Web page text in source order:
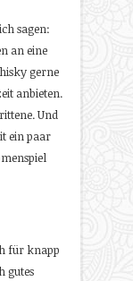
sagen:
an eine
gerne
anbieten.
Und
ein paar
für knapp
gutes